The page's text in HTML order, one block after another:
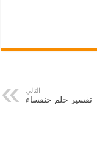
التالي
تفسير حلم خنفساء